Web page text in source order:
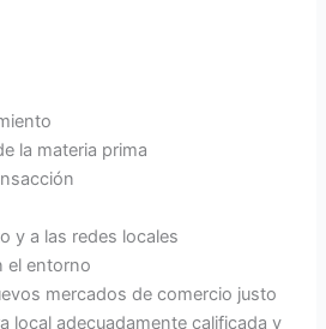
la materia prima
y a las redes locales
el entorno
mercados de comercio justo
local adecuadamente calificada y